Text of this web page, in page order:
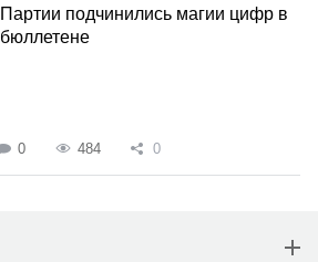
Партии подчинились магии цифр в
бюллетене
0 484 0